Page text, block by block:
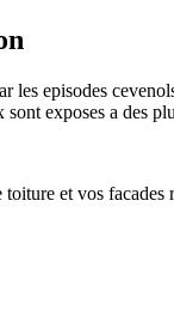
les episodes
exposes a des
et vos